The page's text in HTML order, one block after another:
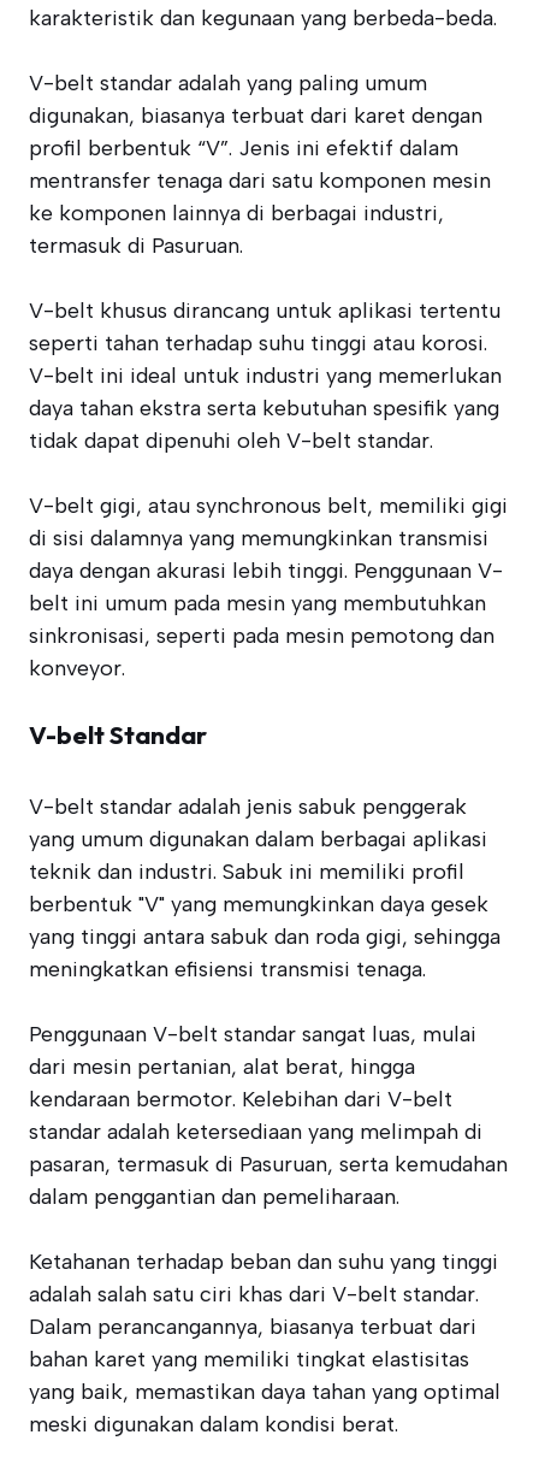
karakteristik dan kegunaan yang berbeda-beda.
V-belt standar adalah yang paling umum
digunakan, biasanya terbuat dari karet dengan
profil berbentuk “V”. Jenis ini efektif dalam
mentransfer tenaga dari satu komponen mesin
ke komponen lainnya di berbagai industri,
termasuk di Pasuruan.
V-belt khusus dirancang untuk aplikasi tertentu
seperti tahan terhadap suhu tinggi atau korosi.
V-belt ini ideal untuk industri yang memerlukan
daya tahan ekstra serta kebutuhan spesifik yang
tidak dapat dipenuhi oleh V-belt standar.
V-belt gigi, atau synchronous belt, memiliki gigi
di sisi dalamnya yang memungkinkan transmisi
daya dengan akurasi lebih tinggi. Penggunaan V-
belt ini umum pada mesin yang membutuhkan
sinkronisasi, seperti pada mesin pemotong dan
konveyor.
V-belt Standar
V-belt standar adalah jenis sabuk penggerak
yang umum digunakan dalam berbagai aplikasi
teknik dan industri. Sabuk ini memiliki profil
berbentuk "V" yang memungkinkan daya gesek
yang tinggi antara sabuk dan roda gigi, sehingga
meningkatkan efisiensi transmisi tenaga.
Penggunaan V-belt standar sangat luas, mulai
dari mesin pertanian, alat berat, hingga
kendaraan bermotor. Kelebihan dari V-belt
standar adalah ketersediaan yang melimpah di
pasaran, termasuk di Pasuruan, serta kemudahan
dalam penggantian dan pemeliharaan.
Ketahanan terhadap beban dan suhu yang tinggi
adalah salah satu ciri khas dari V-belt standar.
Dalam perancangannya, biasanya terbuat dari
bahan karet yang memiliki tingkat elastisitas
yang baik, memastikan daya tahan yang optimal
meski digunakan dalam kondisi berat.